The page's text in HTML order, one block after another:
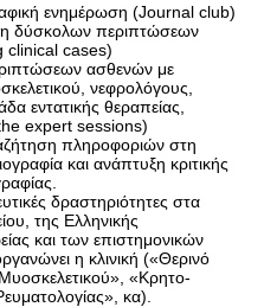
ενημέρωση (Journal club)
δύσκολων περιπτώσεων
clinical cases)
ασθενών με
νεφρολόγους,
εντατικής θεραπείας,
expert sessions)
πληροφοριών στη
και ανάπτυξη κριτικής
δραστηριότητες στα
της Ελληνικής
και των επιστημονικών
η κλινική («Θερινό
Μυοσκελετικού», «Κρητο-
κα).